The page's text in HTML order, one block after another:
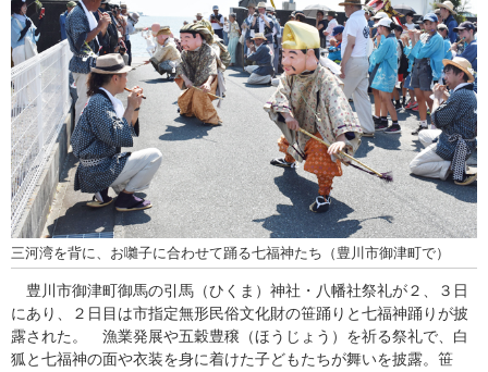
三河湾を背に、お囃子に合わせて踊る七福神たち（豊川市御津町で）
豊川市御津町御馬の引馬（ひくま）神社・八幡社祭礼が２、３日
にあり、２日目は市指定無形民俗文化財の笹踊りと七福神踊りが披
露された。 漁業発展や五穀豊穣（ほうじょう）を祈る祭礼で、白
狐と七福神の面や衣装を身に着けた子どもたちが舞いを披露。笹